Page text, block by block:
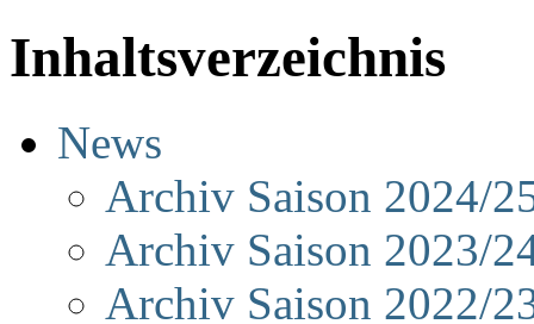
Inhaltsverzeichnis
News
Archiv Saison 2024/
Archiv Saison 2023/
Archiv Saison 2022/